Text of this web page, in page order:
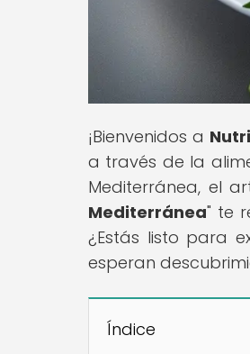
¡Bienvenidos a
a través de la
Mediterránea, el
Mediterránea" te
¿Estás listo para
esperan
Índice